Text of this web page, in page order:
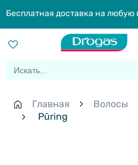
Бесплатная доставка на любую
Главная Волосы
Pūring